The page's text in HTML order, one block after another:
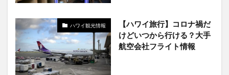
ハワイ観光情報
【ハワイ旅行】コロナ禍だ
けどいつから行ける？大手
航空会社フライト情報